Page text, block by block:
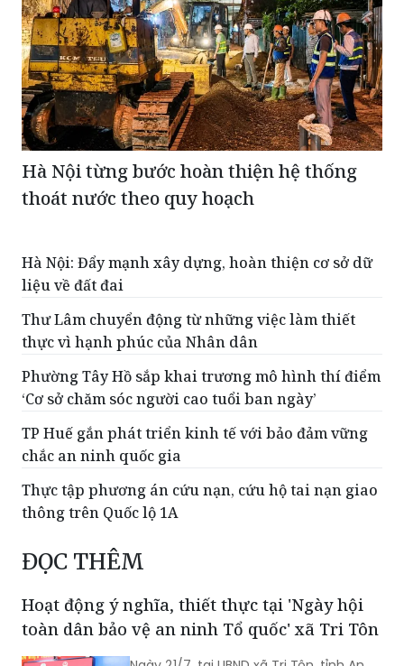
Hà Nội từng bước hoàn thiện hệ thống
thoát nước theo quy hoạch
Hà Nội: Đẩy mạnh xây dựng, hoàn thiện cơ sở dữ
liệu về đất đai
Thư Lâm chuyển động từ những việc làm thiết
thực vì hạnh phúc của Nhân dân
Phường Tây Hồ sắp khai trương mô hình thí điểm
‘Cơ sở chăm sóc người cao tuổi ban ngày’
TP Huế gắn phát triển kinh tế với bảo đảm vững
chắc an ninh quốc gia
Thực tập phương án cứu nạn, cứu hộ tai nạn giao
thông trên Quốc lộ 1A
ĐỌC THÊM
Hoạt động ý nghĩa, thiết thực tại 'Ngày hội
toàn dân bảo vệ an ninh Tổ quốc' xã Tri Tôn